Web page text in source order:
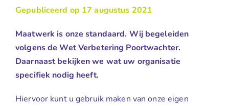
Gepubliceerd op 17 augustus 2021
Maatwerk is onze standaard. Wij begeleiden
volgens de Wet Verbetering Poortwachter.
Daarnaast bekijken we wat uw organisatie
specifiek nodig heeft.
Hiervoor kunt u gebruik maken van onze eigen